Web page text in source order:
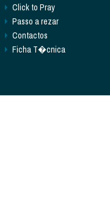
Click to Pray
Passo a rezar
Contactos
Ficha T�cnica